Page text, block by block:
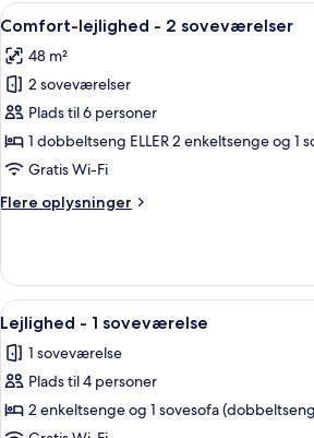
2
soveværelser
Indlæs
alle
billeder
af
Comfort-
lejlighed
-
soveværelser
Et
11
Comfort-lejlighed - 2 soveværelser
48 m²
2 soveværelser
Plads til 6 personer
1 dobbeltseng ELLER 2 enkeltsenge og 1
Gratis Wi-Fi
Flere oplysninger
Flere
lejlighed
2
soveværelser
Indlæs
alle
billeder
af
Lejlighed
Et
1
Lejlighed - 1 soveværelse
1 soveværelse
Plads til 4 personer
2 enkeltsenge og 1 sovesofa